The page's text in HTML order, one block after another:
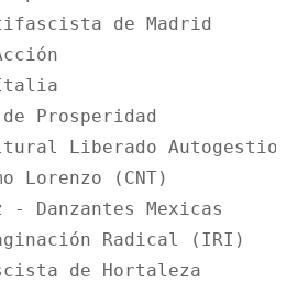
de Madrid
Italia
Prosperidad
Liberado
Lorenzo (CNT)
‐ Danzantes Mexicas
Radical (IRI)
de Hortaleza